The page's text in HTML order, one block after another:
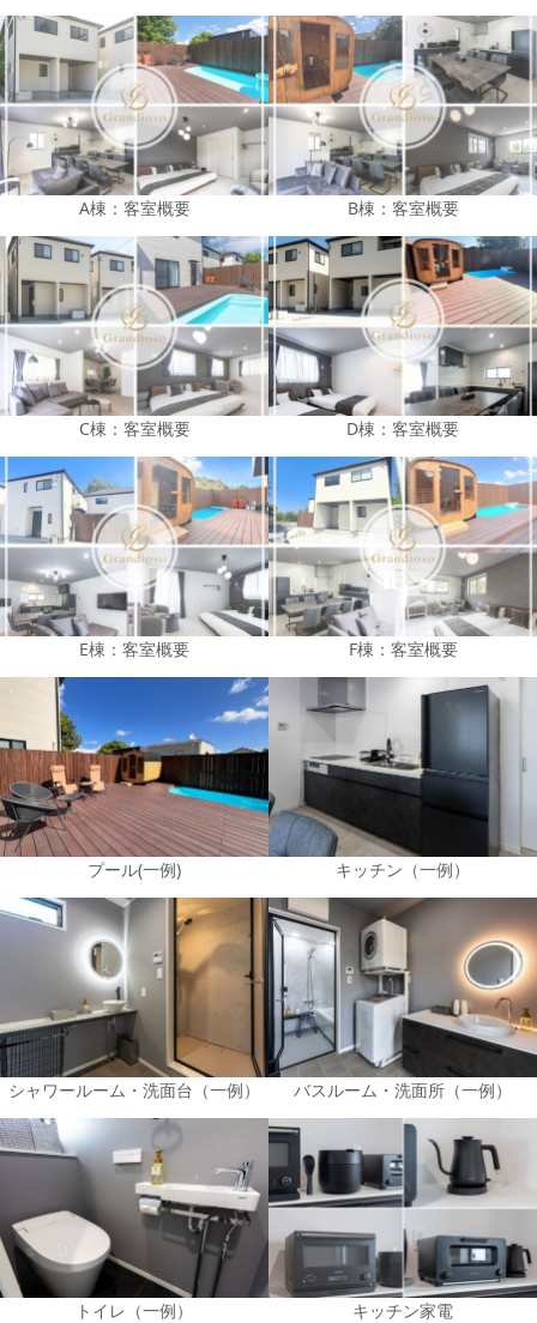
A棟：客室概要 B棟：客室概要
C棟：客室概要 D棟：客室概要
E棟：客室概要 F棟：客室概要
プール(一例) キッチン（一例）
シャワールーム・洗面台（一例） バスルーム・洗面所（一例）
トイレ（一例） キッチン家電